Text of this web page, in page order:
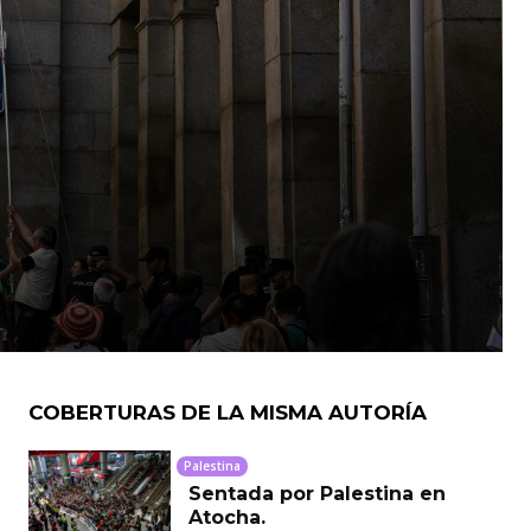
COBERTURAS DE LA MISMA AUTORÍA
Palestina
Sentada por Palestina en
Atocha.